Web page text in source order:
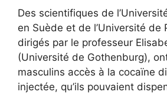
Des scientifiques de
en Suède et de l’Université de
dirigés par le professeur
(Université de Gothenburg),
masculins accès à la cocaïne
injectée, qu’ils pouvaient